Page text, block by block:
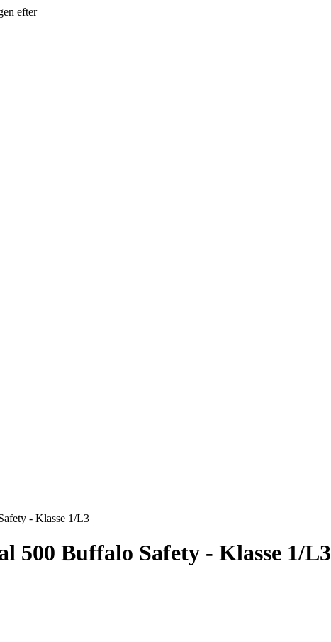
efter
- Klasse 1/L3
500 Buffalo Safety - Klasse 1/L3